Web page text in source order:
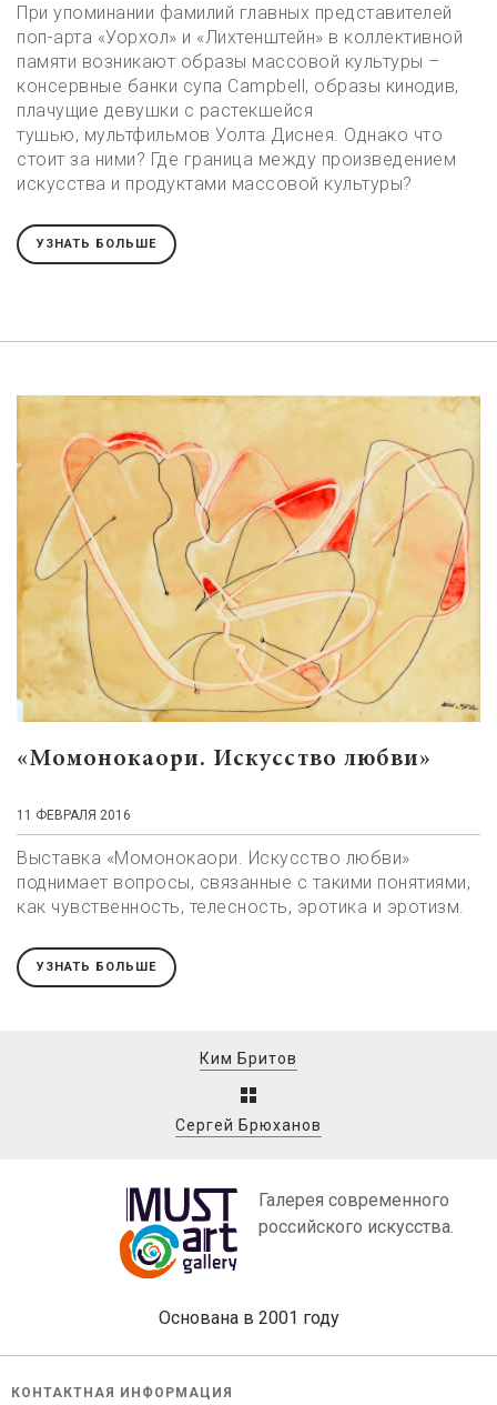
При упоминании фамилий главных представителей
поп-арта «Уорхол» и «Лихтенштейн» в коллективной
памяти возникают образы массовой культуры –
консервные банки супа Campbell, образы кинодив,
плачущие девушки с растекшейся
тушью, мультфильмов Уолта Диснея. Однако что
стоит за ними? Где граница между произведением
искусства и продуктами массовой культуры?
УЗНАТЬ БОЛЬШЕ
«Момонокаори. Искусство любви»
11 ФЕВРАЛЯ 2016
Выставка «Момонокаори. Искусство любви»
поднимает вопросы, связанные с такими понятиями,
как чувственность, телесность, эротика и эротизм.
УЗНАТЬ БОЛЬШЕ
Ким Бритов
Сергей Брюханов
Галерея современного
российского искусства.
Основана в 2001 году
КОНТАКТНАЯ ИНФОРМАЦИЯ